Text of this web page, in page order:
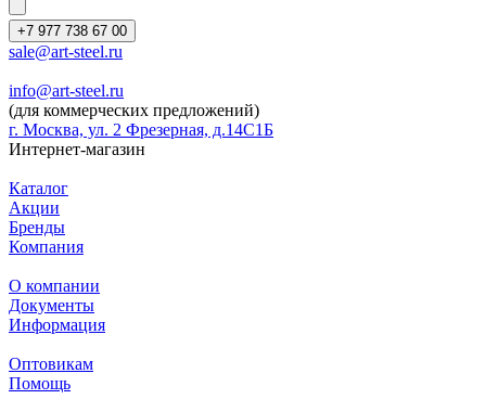
+7 977 738 67 00
sale@art-steel.ru
info@art-steel.ru
(для коммерческих предложений)
г. Москва, ул. 2 Фрезерная, д.14С1Б
Интернет-магазин
Каталог
Акции
Бренды
Компания
О компании
Документы
Информация
Оптовикам
Помощь